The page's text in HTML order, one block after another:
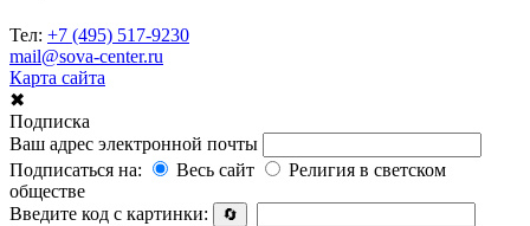
Тел: +7 (495) 517-9230
mail@sova-center.ru
Карта сайта
✖
Подписка
Ваш адрес электронной почты
Подписаться на:
Весь сайт
Религия в светском
обществе
Введите код с картинки:
🔄